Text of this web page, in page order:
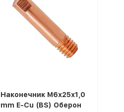
Наконечник М6x25х1,0
mm E-Cu (BS) Оберон